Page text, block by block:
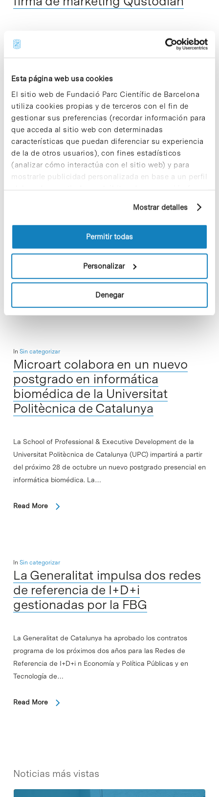
Esta página web usa cookies
El sitio web de Fundació Parc Científic de Barcelona
utiliza cookies propias y de terceros con el fin de
gestionar sus preferencias (recordar información para
que acceda al sitio web con determinadas
características que puedan diferenciar su experiencia
de la de otros usuarios), con fines estadísticos
(analizar cómo interactúa con el sitio web) y para
mostrarle publicidad personalizada en base a un perfil
elaborado a partir de sus hábitos de navegación (por
información sobre las cookies puede consultar
la Política de cookies del sitio web.
Mostrar detalles
Permitir todas
Personalizar
Denegar
que tiene su sede en el Parc Científic Barcelona– ha
formalizado su entrada en el capital de la empresa de
Read More
InSin categorizar
El IBEC firma un acuerdo de
colaboración con la Universidad
firmado un Memorandum de Entendimiento (MdE) en el
In Sin categorizar
Microart colabora en un nuevo
postgrado en informática
biomédica de la Universitat
Politècnica de Catalunya
La School of Professional & Executive Development de la
Universitat Politècnica de Catalunya (UPC) impartirá a partir
del próximo 28 de octubre un nuevo postgrado presencial en
informática biomédica. La…
Read More
In Sin categorizar
La Generalitat impulsa dos redes
de referencia de I+D+i
gestionadas por la FBG
La Generalitat de Catalunya ha aprobado los contratos
programa de los próximos dos años para las Redes de
Referencia de I+D+i n Economía y Política Públicas y en
Tecnología de…
Read More
Noticias más vistas